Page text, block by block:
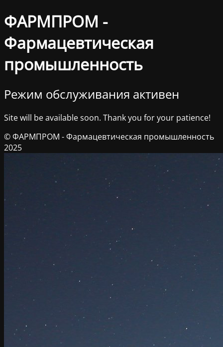
ФАРМПРОМ -
Фармацевтическая
промышленность
Режим обслуживания активен
Site will be available soon. Thank you for your patience!
© ФАРМПРОМ - Фармацевтическая промышленность
2025